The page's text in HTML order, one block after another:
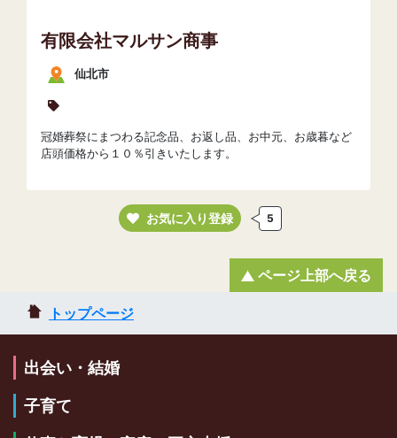
有限会社マルサン商事
仙北市
冠婚葬祭にまつわる記念品、お返し品、お中元、お歳暮など
店頭価格から１０％引きいたします。
お気に入り登録 5
トップページ
ページ上部へ戻る
出会い・結婚
子育て